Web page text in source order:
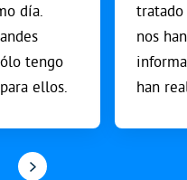
día.
tengo
ellos.
tratado
nos
han